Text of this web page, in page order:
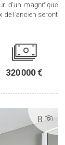
d'un magnifique
de l'ancien seront
320 000 €
8